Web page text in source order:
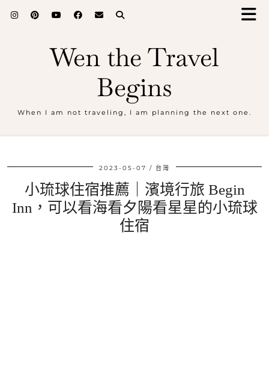
Wen the Travel
Begins
When I am not traveling, I am planning the next one.
2023-05-07 台灣
小琉球住宿推薦｜濱境行旅 Begin
Inn，可以看海看夕陽看星星的小琉球
住宿